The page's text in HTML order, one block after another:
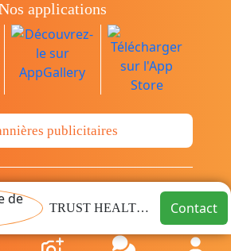
TRUST HEALTHCARE Contact
applications
publicitaires
2026 Cava.tn Limited Tous
droits sont réservés.